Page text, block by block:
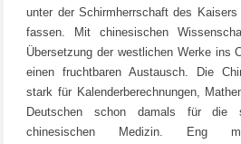
unter der Schirmherrschaft des
fassen. Mit chinesischen
Übersetzung der westlichen Werke ins
einen fruchtbaren Austausch. Die
stark für Kalenderberechnungen,
Deutschen schon damals für die
chinesischen Medizin. Eng